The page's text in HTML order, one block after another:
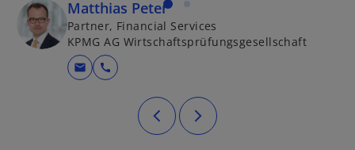
Matthias Peter
Partner, Financial Services
KPMG AG Wirtschaftsprüfungsgesellschaft
mail call